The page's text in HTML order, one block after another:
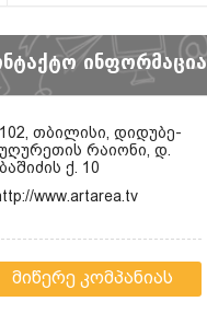
ინფორმაცია
თბილისი, დიდუბე-
რაიონი, დ.
ქ. 10
www.artarea.tv
მიწერე კომპანიას